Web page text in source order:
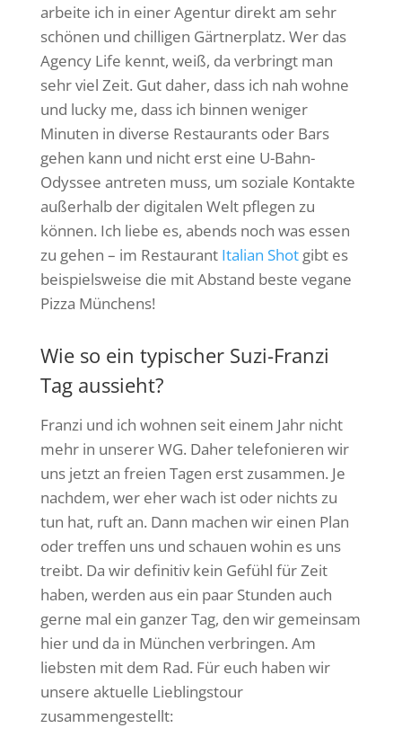
arbeite ich in einer Agentur direkt am sehr
schönen und chilligen Gärtnerplatz. Wer das
Agency Life kennt, weiß, da verbringt man
sehr viel Zeit. Gut daher, dass ich nah wohne
und lucky me, dass ich binnen weniger
Minuten in diverse Restaurants oder Bars
gehen kann und nicht erst eine U-Bahn-
Odyssee antreten muss, um soziale Kontakte
außerhalb der digitalen Welt pflegen zu
können. Ich liebe es, abends noch was essen
zu gehen – im Restaurant Italian Shotgibt es
beispielsweise die mit Abstand beste vegane
Pizza Münchens!
Wie so ein typischer Suzi-Franzi
Tag aussieht?
Franzi und ich wohnen seit einem Jahr nicht
mehr in unserer WG. Daher telefonieren wir
uns jetzt an freien Tagen erst zusammen. Je
nachdem, wer eher wach ist oder nichts zu
tun hat, ruft an. Dann machen wir einen Plan
oder treffen uns und schauen wohin es uns
treibt. Da wir definitiv kein Gefühl für Zeit
haben, werden aus ein paar Stunden auch
gerne mal ein ganzer Tag, den wir gemeinsam
hier und da in München verbringen. Am
liebsten mit dem Rad. Für euch haben wir
unsere aktuelle Lieblingstour
zusammengestellt: